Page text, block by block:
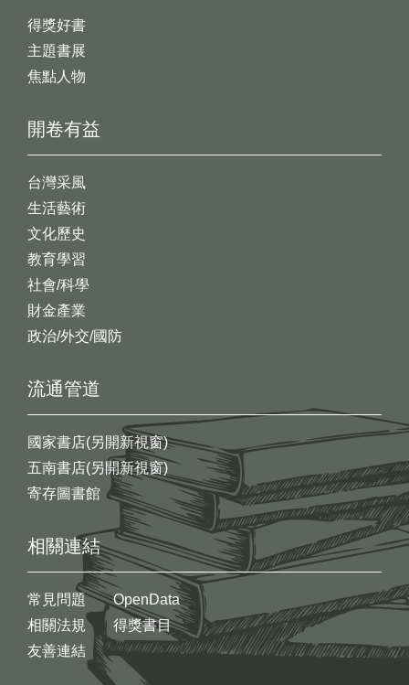
開卷有益
台灣采風
生活藝術
文化歷史
教育學習
社會/科學
財金產業
政治/外交/國防
得獎好書
主題書展
焦點人物
流通管道
國家書店(另開新視窗)
五南書店(另開新視窗)
寄存圖書館
相關連結
常見問題
相關法規
友善連結
OpenData
得獎書目